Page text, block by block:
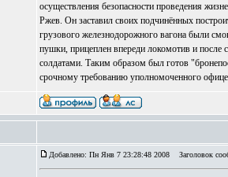
осуществления безопасности проведения
Ржев. Он заставил своих подчинённых
грузового железнодорожного вагона были
пушки, прицеплен впереди локомотив и после
солдатами. Таким образом был готов
срочному требованию уполномоченного
Добавлено: Пн Янв 7 23:28:48 2008 Заголовок